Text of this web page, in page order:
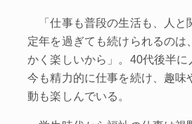
「仕事も普段の生活も、人と
定年を過ぎても続けられるのは
かく楽しいから」。40代後半
今も精力的に仕事を続け、趣味
動も楽しんでいる。